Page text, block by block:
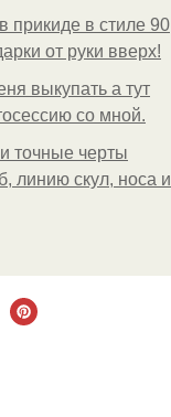
прикиде в стиле 90
от руки вверх!
выкупать а тут
со мной.
точные черты
линию скул, носа и